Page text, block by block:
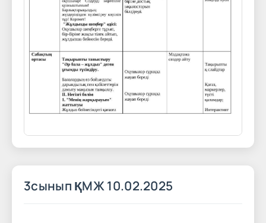
3сынып ҚМЖ 10.02.2025